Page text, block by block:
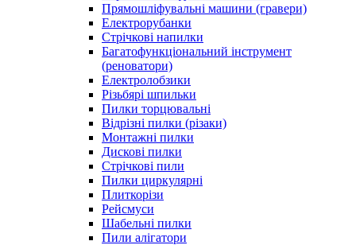
Прямошліфувальні машини (гравери)
Електрорубанки
Стрічкові напилки
Багатофункціональний інструмент
(реноватори)
Електролобзики
Різьбярі шпильки
Пилки торцювальні
Відрізні пилки (різаки)
Монтажні пилки
Дискові пилки
Стрічкові пили
Пилки циркулярні
Плиткорізи
Рейсмуси
Шабельні пилки
Пили алігатори